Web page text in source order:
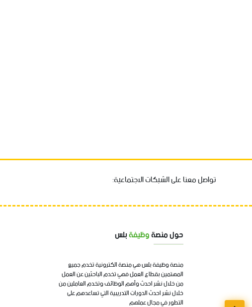
تواصل معنا على الشبكات الاجتماعية:
حول منصةوظيفةبلس
منصة وظيفة بلس هي منصة الكترونية تخدم جميع
المهتمين بقطاع العمل فهي تخدم الباحثين عن العمل
من خلال نشر احدث وأهم الوظائف وتخدم العاملين من
خلال نشر احدث الدورات التدريبية التي تساعدهم على
التطور في مجال عملهم